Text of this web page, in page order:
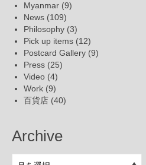
Myanmar (9)
News (109)
Philosophy (3)
Pick up items (12)
Postcard Gallery (9)
Press (25)
Video (4)
Work (9)
百貨店 (40)
Archive
Archive